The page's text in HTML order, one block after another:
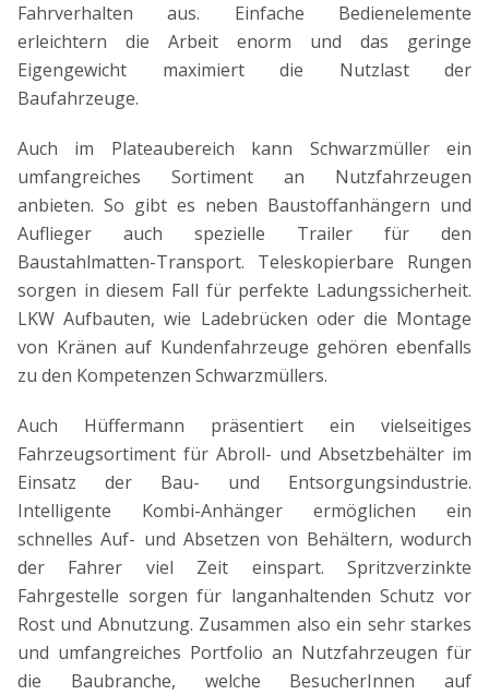
Fahrverhalten aus. Einfache Bedienelemente
erleichtern die Arbeit enorm und das geringe
Eigengewicht maximiert die Nutzlast der
Baufahrzeuge.
Auch im Plateaubereich kann Schwarzmüller ein
umfangreiches Sortiment an Nutzfahrzeugen
anbieten. So gibt es neben Baustoffanhängern und
Auflieger auch spezielle Trailer für den
Baustahlmatten-Transport. Teleskopierbare Rungen
sorgen in diesem Fall für perfekte Ladungssicherheit.
LKW Aufbauten, wie Ladebrücken oder die Montage
von Kränen auf Kundenfahrzeuge gehören ebenfalls
zu den Kompetenzen Schwarzmüllers.
Auch Hüffermann präsentiert ein vielseitiges
Fahrzeugsortiment für Abroll- und Absetzbehälter im
Einsatz der Bau- und Entsorgungsindustrie.
Intelligente Kombi-Anhänger ermöglichen ein
schnelles Auf- und Absetzen von Behältern, wodurch
der Fahrer viel Zeit einspart. Spritzverzinkte
Fahrgestelle sorgen für langanhaltenden Schutz vor
Rost und Abnutzung. Zusammen also ein sehr starkes
und umfangreiches Portfolio an Nutzfahrzeugen für
die Baubranche, welche BesucherInnen auf